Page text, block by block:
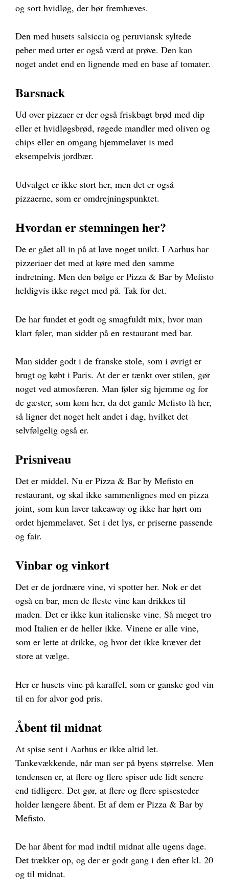
og sort hvidløg, der bør fremhæves.
Den med husets salsiccia og peruviansk syltede
peber med urter er også værd at prøve. Den kan
noget andet end en lignende med en base af tomater.
Barsnack
Ud over pizzaer er der også friskbagt brød med dip
eller et hvidløgsbrød, røgede mandler med oliven og
chips eller en omgang hjemmelavet is med
eksempelvis jordbær.
Udvalget er ikke stort her, men det er også
pizzaerne, som er omdrejningspunktet.
Hvordan er stemningen her?
De er gået all in på at lave noget unikt. I Aarhus har
pizzeriaer det med at køre med den samme
indretning. Men den bølge er Pizza & Bar by Mefisto
heldigvis ikke røget med på. Tak for det.
De har fundet et godt og smagfuldt mix, hvor man
klart føler, man sidder på en restaurant med bar.
Man sidder godt i de franske stole, som i øvrigt er
brugt og købt i Paris. At der er tænkt over stilen, gør
noget ved atmosfæren. Man føler sig hjemme og for
de gæster, som kom her, da det gamle Mefisto lå her,
så ligner det noget helt andet i dag, hvilket det
selvfølgelig også er.
Prisniveau
Det er middel. Nu er Pizza & Bar by Mefisto en
restaurant, og skal ikke sammenlignes med en pizza
joint, som kun laver takeaway og ikke har hørt om
ordet hjemmelavet. Set i det lys, er priserne passende
og fair.
Vinbar og vinkort
Det er de jordnære vine, vi spotter her. Nok er det
også en bar, men de fleste vine kan drikkes til
maden. Det er ikke kun italienske vine. Så meget tro
mod Italien er de heller ikke. Vinene er alle vine,
som er lette at drikke, og hvor det ikke kræver det
store at vælge.
Her er husets vine på karaffel, som er ganske god vin
til en for alvor god pris.
Åbent til midnat
At spise sent i Aarhus er ikke altid let.
Tankevækkende, når man ser på byens størrelse. Men
tendensen er, at flere og flere spiser ude lidt senere
end tidligere. Det gør, at flere og flere spisesteder
holder længere åbent. Et af dem er Pizza & Bar by
Mefisto.
De har åbent for mad indtil midnat alle ugens dage.
Det trækker op, og der er godt gang i den efter kl. 20
og til midnat.